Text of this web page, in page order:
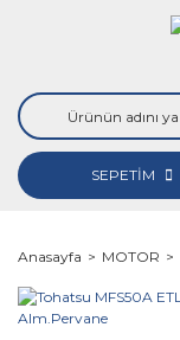
SEPETİM
Anasayfa MOTOR